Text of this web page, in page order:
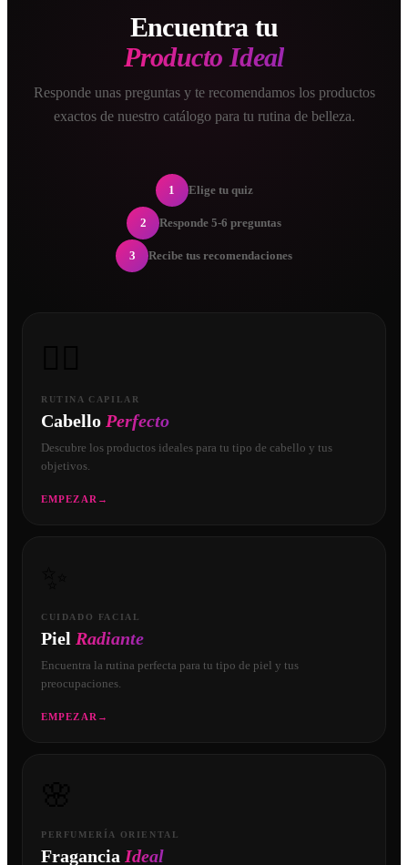
Encuentra tu
Producto Ideal
Responde unas preguntas y te recomendamos los productos
exactos de nuestro catálogo para tu rutina de belleza.
1 Elige tu quiz
2 Responde 5-6 preguntas
3 Recibe tus recomendaciones
RUTINA CAPILAR
Cabello Perfecto
Descubre los productos ideales para tu tipo de cabello y tus
objetivos.
EMPEZAR →
CUIDADO FACIAL
Piel Radiante
Encuentra la rutina perfecta para tu tipo de piel y tus
preocupaciones.
EMPEZAR →
PERFUMERÍA ORIENTAL
Fragancia Ideal